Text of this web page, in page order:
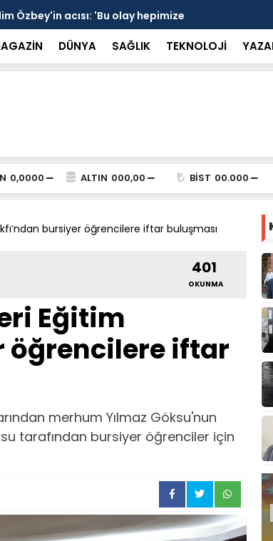
Özbey'in acısı: 'Bu olay hepimize
Kozağaç
projesinde
DÜNYA SAĞLIK TEKNOLOJİ
0,0000 ALTIN 000,00 BİST 00.000
bursiyer öğrencilere iftar buluşması
401
OKUNMA
Eğitim
öğrencilere iftar
merhum Yılmaz Göksu'nun
tarafından bursiyer öğrenciler için